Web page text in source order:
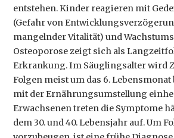
entstehen. Kinder reagieren mit
(Gefahr von
mangelnder Vitalität) und
Osteoporose zeigt sich als
Erkrankung. Im Säuglingsalter wird
Folgen meist um das 6.
mit der Ernährungsumstellung
Erwachsenen treten die Symptome
dem 30. und 40. Lebensjahr auf. Um